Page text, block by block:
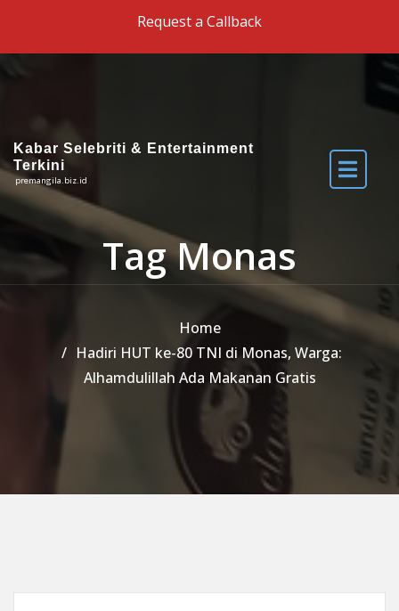
Request a Callback
Kabar Selebriti & Entertainment
Terkini
premangila.biz.id
Tag Monas
Home
Hadiri HUT ke-80 TNI di Monas, Warga:
Alhamdulillah Ada Makanan Gratis